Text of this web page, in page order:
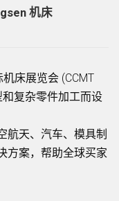
机床
床展览会 (CCMT
复杂零件加工而设
航天、汽车、模具制
方案，帮助全球买家